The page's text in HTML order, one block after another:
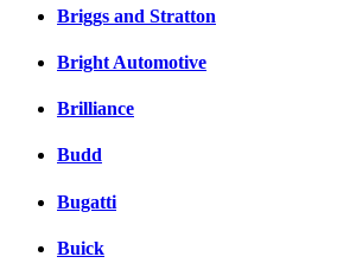
Briggs and Stratton
Bright Automotive
Brilliance
Budd
Bugatti
Buick